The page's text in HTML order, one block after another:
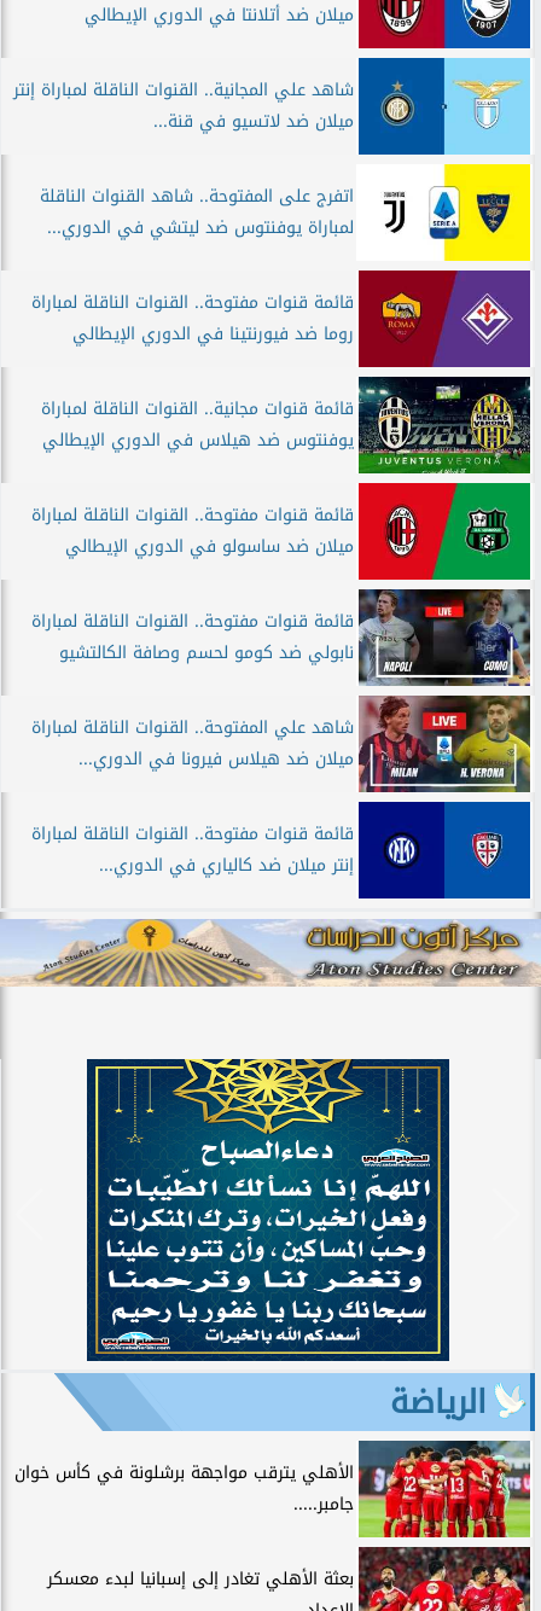
ميلان ضد أتلانتا في الدوري الإيطالي
شاهد علي المجانية.. القنوات الناقلة لمباراة إنتر
ميلان ضد لاتسيو في قنة...
اتفرج على المفتوحة.. شاهد القنوات الناقلة
لمباراة يوفنتوس ضد ليتشي في الدوري...
قائمة قنوات مفتوحة.. القنوات الناقلة لمباراة
روما ضد فيورنتينا في الدوري الإيطالي
قائمة قنوات مجانية.. القنوات الناقلة لمباراة
يوفنتوس ضد هيلاس في الدوري الإيطالي
قائمة قنوات مفتوحة.. القنوات الناقلة لمباراة
ميلان ضد ساسولو في الدوري الإيطالي
قائمة قنوات مفتوحة.. القنوات الناقلة لمباراة
نابولي ضد كومو لحسم وصافة الكالتشيو
شاهد علي المفتوحة.. القنوات الناقلة لمباراة
ميلان ضد هيلاس فيرونا في الدوري...
قائمة قنوات مفتوحة.. القنوات الناقلة لمباراة
إنتر ميلان ضد كالياري في الدوري...
الرياضة
الأهلي يترقب مواجهة برشلونة في كأس خوان
جامبر.....
بعثة الأهلي تغادر إلى إسبانيا لبدء معسكر